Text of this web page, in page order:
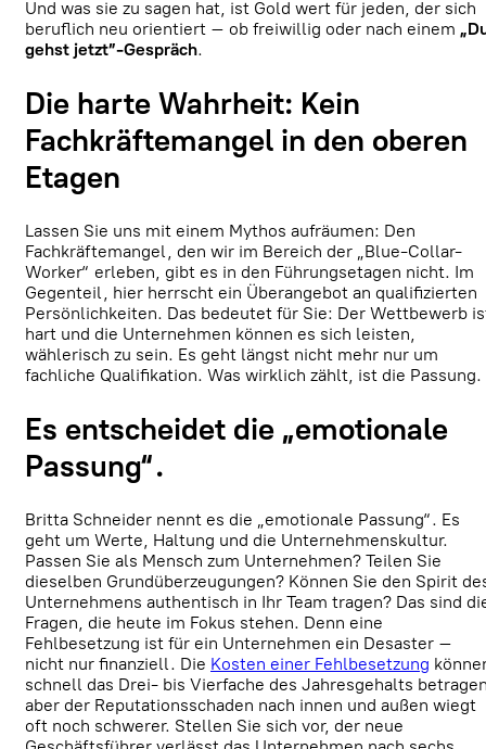
Und was sie zu sagen hat, ist Gold wert für jeden, der sich
beruflich neu orientiert – ob freiwillig oder nach einem
gehst jetzt”-Gespräch.
Die harte Wahrheit: Kein
Fachkräftemangel in den oberen
Etagen
Lassen Sie uns mit einem Mythos aufräumen: Den
Fachkräftemangel, den wir im Bereich der „Blue-Collar-
Worker“ erleben, gibt es in den Führungsetagen nicht. Im
Gegenteil, hier herrscht ein Überangebot an qualifizierten
Persönlichkeiten. Das bedeutet für Sie: Der Wettbewerb
hart und die Unternehmen können es sich leisten,
wählerisch zu sein. Es geht längst nicht mehr nur um
fachliche Qualifikation. Was wirklich zählt, ist die Passung.
Es entscheidet die „emotionale
Passung“.
Britta Schneider nennt es die „emotionale Passung“. Es
geht um Werte, Haltung und die Unternehmenskultur.
Passen Sie als Mensch zum Unternehmen? Teilen Sie
dieselben Grundüberzeugungen? Können Sie den Spirit
Unternehmens authentisch in Ihr Team tragen? Das sind
Fragen, die heute im Fokus stehen. Denn eine
Fehlbesetzung ist für ein Unternehmen ein Desaster –
nicht nur finanziell. Die Kosten einer Fehlbesetzung
schnell das Drei- bis Vierfache des Jahresgehalts
aber der Reputationsschaden nach innen und außen wiegt
oft noch schwerer. Stellen Sie sich vor, der neue